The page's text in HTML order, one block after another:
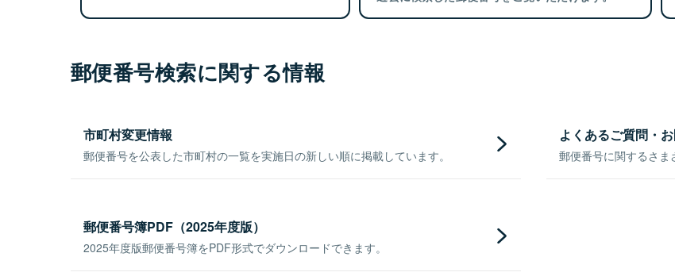
郵便番号検索に関する情報
市町村変更情報
郵便番号を公表した市町村の一覧を実施日の新しい順に掲載しています。
よくあるご質問・
郵便番号に関するさま
郵便番号簿PDF（2025年度版）
2025年度版郵便番号簿をPDF形式でダウンロードできます。